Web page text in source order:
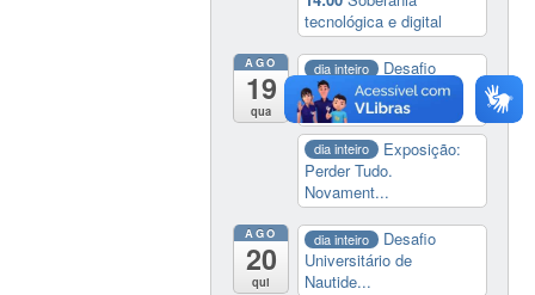
tecnológica e digital
AGO
19
qua
dia inteiro
Desafio
Universitário de
Nautide...
dia inteiro
Exposição:
Perder Tudo.
Novament...
AGO
20
qui
dia inteiro
Desafio
Universitário de
Nautide...